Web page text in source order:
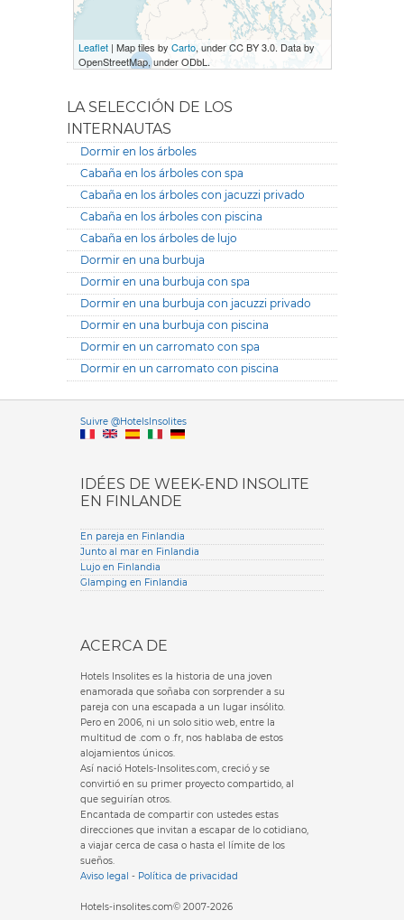
Leaflet| Map tiles by Carto, under CC BY 3.0. Data by
OpenStreetMap, under ODbL.
LA SELECCIÓN DE LOS
INTERNAUTAS
Dormir en los árboles
Cabaña en los árboles con spa
Cabaña en los árboles con jacuzzi privado
Cabaña en los árboles con piscina
Cabaña en los árboles de lujo
Dormir en una burbuja
Dormir en una burbuja con spa
Dormir en una burbuja con jacuzzi privado
Dormir en una burbuja con piscina
Dormir en un carromato con spa
Dormir en un carromato con piscina
Suivre @HotelsInsolitesVersione
IDÉES DE WEEK-END INSOLITE
EN FINLANDE
En pareja en Finlandia
Junto al mar en Finlandia
Lujo en Finlandia
Glamping en Finlandia
ACERCA DE
Hotels Insolites es la historia de una joven
enamorada que soñaba con sorprender a su
pareja con una escapada a un lugar insólito.
Pero en 2006, ni un solo sitio web, entre la
multitud de .com o .fr, nos hablaba de estos
alojamientos únicos.
Así nació Hotels-Insolites.com, creció y se
convirtió en su primer proyecto compartido, al
que seguirían otros.
Encantada de compartir con ustedes estas
direcciones que invitan a escapar de lo cotidiano,
a viajar cerca de casa o hasta el límite de los
sueños.
Aviso legal - Política de privacidad
Hotels-insolites.com© 2007-2026